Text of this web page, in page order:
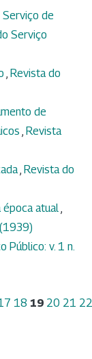
de
Serviço
, Revista do
de
, Revista
, Revista do
época atual,
Público: v. 1 n.
18 19 20 21 22